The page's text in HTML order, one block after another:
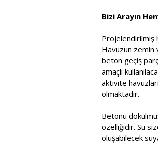
Bizi Arayın
Projelendirilmiş
Havuzun zemin
beton geçiş
amaçlı
aktivite
olmaktadır.
Betonu
özelliğidir. Su
oluşabilecek